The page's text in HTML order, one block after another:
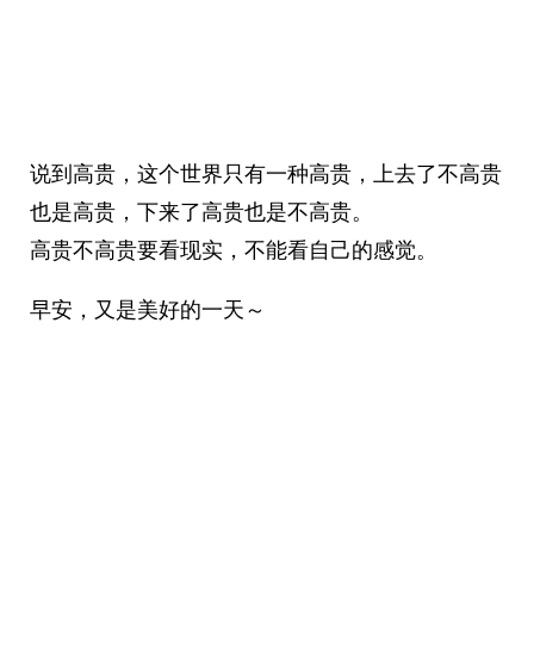
说到高贵，这个世界只有一种高贵，上去了不高贵
也是高贵，下来了高贵也是不高贵。
高贵不高贵要看现实，不能看自己的感觉。
早安，又是美好的一天～